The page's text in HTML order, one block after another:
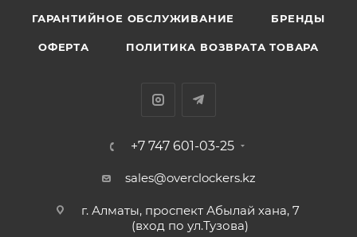
ГАРАНТИЙНОЕ ОБСЛУЖИВАНИЕ БРЕНДЫ
ОФЕРТА ПОЛИТИКА ВОЗВРАТА ТОВАРА
+7 747 601-03-25
sales@overclockers.kz
г. Алматы, проспект Абылай хана, 7
(вход по ул.Тузова)